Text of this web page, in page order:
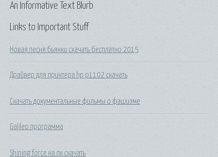
Links to Important Stuff
Новая песня бьянки скачать бесплатно 2015
Драйвер для принтера hp p1102 скачать
Скачать документальные фильмы о фашизме
Galileo программа
Shining force на пк скачать
An Informative Text Blurb